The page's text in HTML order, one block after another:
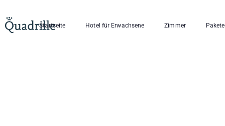
Startseite Hotel für Erwachsene Zimmer Pakete